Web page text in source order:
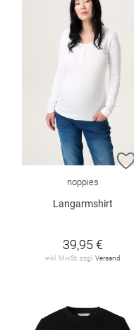
noppies
Langarmshirt
39,95 €
inkl. MwSt. zzgl. Versand